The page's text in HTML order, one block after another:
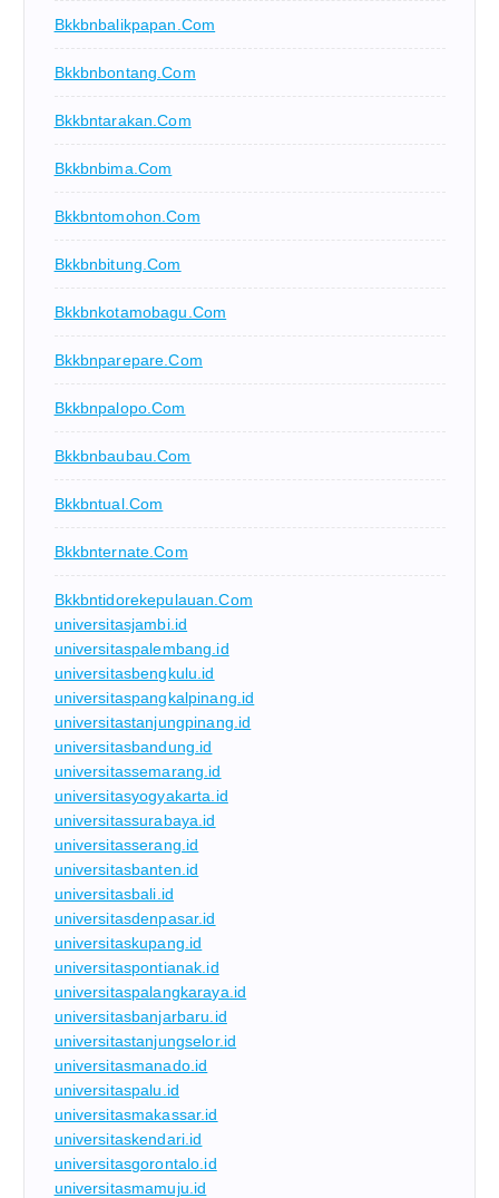
Bkkbnbalikpapan.com
Bkkbnbontang.com
Bkkbntarakan.com
Bkkbnbima.com
Bkkbntomohon.com
Bkkbnbitung.com
Bkkbnkotamobagu.com
Bkkbnparepare.com
Bkkbnpalopo.com
Bkkbnbaubau.com
Bkkbntual.com
Bkkbnternate.com
Bkkbntidorekepulauan.com
universitasjambi.id
universitaspalembang.id
universitasbengkulu.id
universitaspangkalpinang.id
universitastanjungpinang.id
universitasbandung.id
universitassemarang.id
universitasyogyakarta.id
universitassurabaya.id
universitasserang.id
universitasbanten.id
universitasbali.id
universitasdenpasar.id
universitaskupang.id
universitaspontianak.id
universitaspalangkaraya.id
universitasbanjarbaru.id
universitastanjungselor.id
universitasmanado.id
universitaspalu.id
universitasmakassar.id
universitaskendari.id
universitasgorontalo.id
universitasmamuju.id